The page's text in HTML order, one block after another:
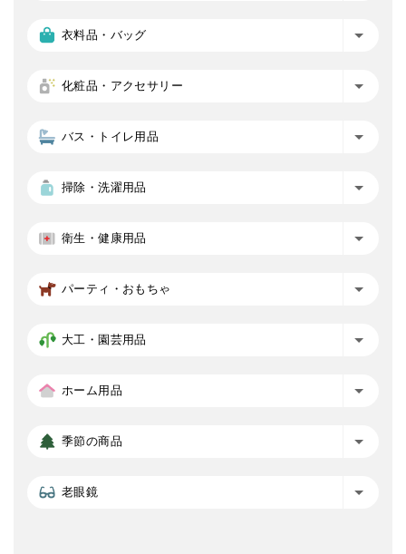
衣料品・バッグ
化粧品・アクセサリー
バス・トイレ用品
掃除・洗濯用品
衛生・健康用品
パーティ・おもちゃ
大工・園芸用品
ホーム用品
季節の商品
老眼鏡